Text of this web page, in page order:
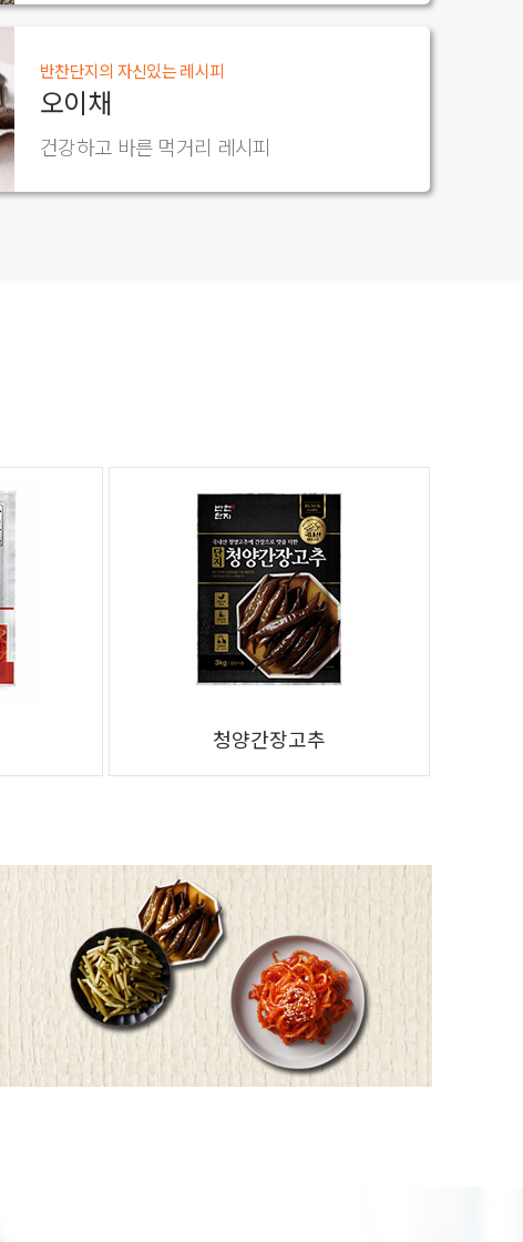
반찬단지의 자신있는 레시피
오이채
건강하고 바른 먹거리 레시피
청양간장고추